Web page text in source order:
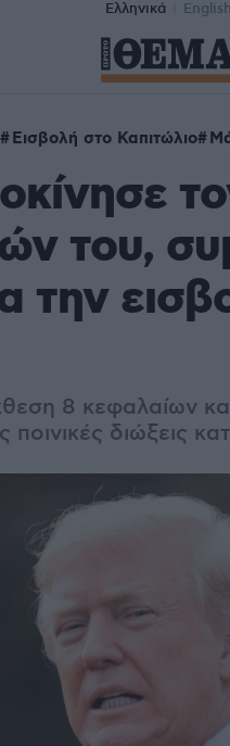
Ελληνικά English
Εισβολή στο Καπιτώλιο
του,
την
8 κεφαλαίων
ποινικές διώξεις